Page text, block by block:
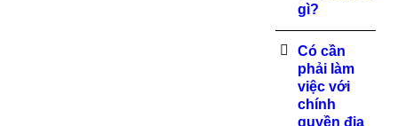
gì?
Có cần
phải làm
việc với
chính
quyền địa